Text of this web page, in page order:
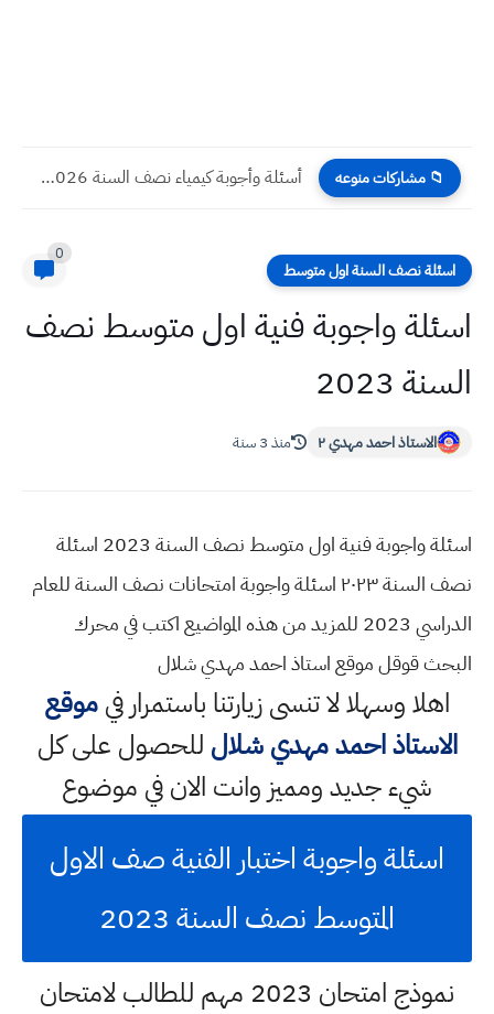
📁 مشاركات منوعه أسئلة وأجوبة كيمياء نصف السنة 2026 للصف ثالث متوسط مع...
اسئلة نصف السنة اول متوسط
0
اسئلة واجوبة فنية اول متوسط نصف
السنة 2023
الاستاذ احمد مهدي ٢ منذ 3 سنة
اسئلة واجوبة فنية اول متوسط نصف السنة 2023 اسئلة
نصف السنة ٢٠٢٣ اسئلة واجوبة امتحانات نصف السنة للعام
الدراسي 2023 للمزيد من هذه المواضيع اكتب في محرك
البحث قوقل موقع استاذ احمد مهدي شلال
اهلا وسهلالا تنسى زيارتنا باستمرار فيموقع
الاستاذ احمد مهدي شلال للحصول على كل
شيء جديد ومميز وانت الان في موضوع
اسئلة واجوبة اختبار الفنية صف الاول
المتوسط نصف السنة 2023
نموذج امتحان 2023 مهم للطالب لامتحان